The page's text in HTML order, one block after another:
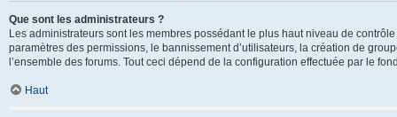
Que sont les administrateurs ?
Les administrateurs sont les membres possédant le plus haut niveau de
paramètres des permissions, le bannissement d’utilisateurs, la création de
l’ensemble des forums. Tout ceci dépend de la configuration effectuée par le
Haut